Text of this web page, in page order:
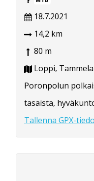
18.7.2021
14,2 km
80 m
Loppi, Tammela
Poronpolun
tasaista,
Tallenna GPX-